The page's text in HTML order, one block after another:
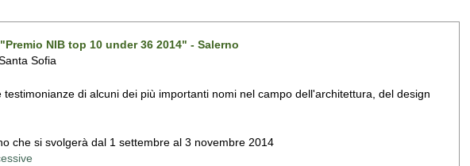
NIB top 10 under 36 2014" - Salerno
Sofia
di alcuni dei più importanti nomi nel campo dell'architettura, del design
che si svolgerà dal 1 settembre al 3 novembre 2014